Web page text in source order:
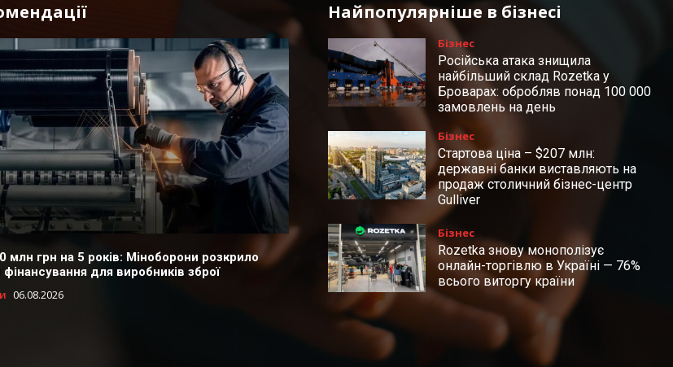
млн грн на 5 років: Міноборони розкрило
для виробників зброї
06.08.2026
Найпопулярніше в бізнесі
Бізнес
Російська атака знищила
найбільший склад Rozetka у
Броварах: обробляв понад 100 000
замовлень на день
Бізнес
Стартова ціна – $207 млн:
державні банки виставляють на
продаж столичний бізнес-центр
Gulliver
Бізнес
Rozetka знову монополізує
онлайн-торгівлю в Україні — 76%
всього виторгу країни